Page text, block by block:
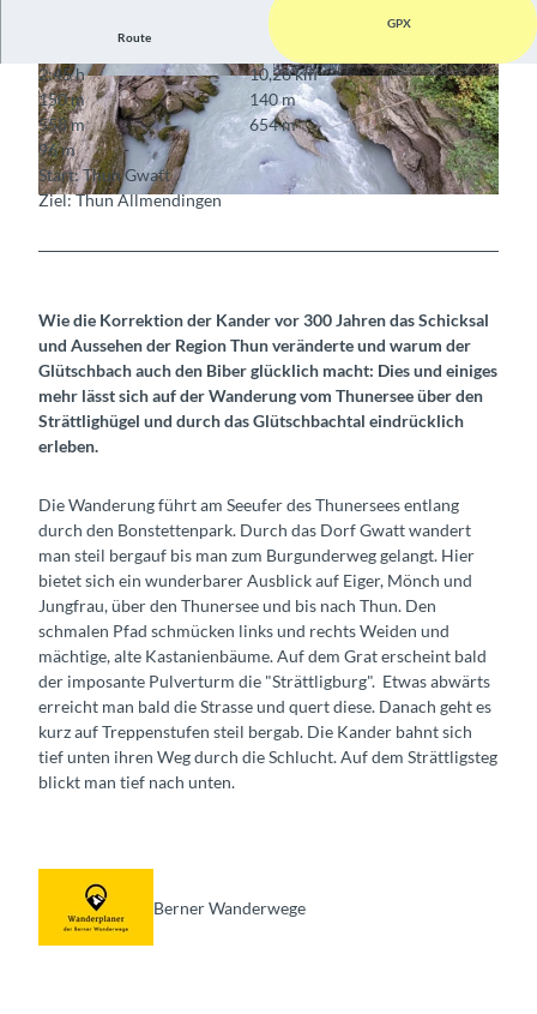
© Godi Huber, Godi Huber
© Godi Huber, Godi Huber © Godi Huber, Godi Huber
Route
GPX
2:45 h
10,26 km
150 m
140 m
558 m
654 m
96 m
Start: Thun Gwatt
Ziel: Thun Allmendingen
Wie die Korrektion der Kander vor 300 Jahren das Schicksal
und Aussehen der Region Thun veränderte und warum der
Glütschbach auch den Biber glücklich macht: Dies und einiges
mehr lässt sich auf der Wanderung vom Thunersee über den
Strättlighügel und durch das Glütschbachtal eindrücklich
erleben.
Die Wanderung führt am Seeufer des Thunersees entlang
durch den Bonstettenpark. Durch das Dorf Gwatt wandert
man steil bergauf bis man zum Burgunderweg gelangt. Hier
bietet sich ein wunderbarer Ausblick auf Eiger, Mönch und
Jungfrau, über den Thunersee und bis nach Thun. Den
schmalen Pfad schmücken links und rechts Weiden und
mächtige, alte Kastanienbäume. Auf dem Grat erscheint bald
der imposante Pulverturm die "Strättligburg". Etwas abwärts
erreicht man bald die Strasse und quert diese. Danach geht es
kurz auf Treppenstufen steil bergab. Die Kander bahnt sich
tief unten ihren Weg durch die Schlucht. Auf dem Strättligsteg
blickt man tief nach unten.
Berner Wanderwege